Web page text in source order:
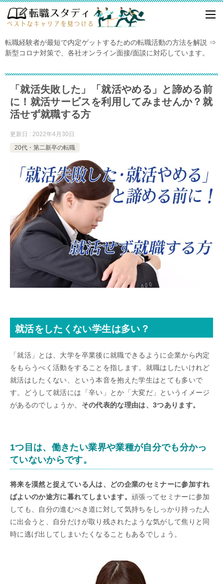
転職経験者が最短で内定ゲットするための転職活動の方法を解説 ⇒
新型コロナ対策で、各社オンライン面接/面談に対応しています。
「就活失敗した」「就活やめる」と諦める前
に！就活サービスを利用してみませんか？就
活せず就職する方
更新日 : 2022年4月30日
20代・第二新卒の転職
就活をしたくない学生は多い？
「就活」とは、大学を卒業後に就職できるように企業から内定
をもらうべく活動をすることを指します。就職はしたいけれど
就活はしたくない、という本音を抱えた学生はとても多いで
す。どうして就活には「辛い」とか「大変だ」というイメージ
があるのでしょうか。 その代表的な理由は、3つあります。
1つ目は、働きたい業界や業種が自分でも分かっ
ていないからです。
将来を漠然と捉えている人は、どの企業のセミナーに参加すれ
ばよいのか途方に暮れてしまいます。 頑張ってセミナーに参加
しても、自分の進むべき道に対して気持ちをしっかり持った人
に出会うと、自分だけが取り残されたような気がして焦りと同
時に逃げ出してしまいたくなることもあるでしょう。